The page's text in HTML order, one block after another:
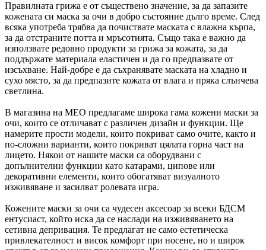
Правилната грижа е от съществено значение, за да запазите
кожената си маска за очи в добро състояние дълго време. След
всяка употреба трябва да почиствате маската с влажна кърпа,
за да отстраните потта и мръсотията. Също така е важно да
използвате редовно продукти за грижа за кожата, за да
поддържате материала еластичен и да го предпазвате от
изсъхване. Най-добре е да съхранявате маската на хладно и
сухо място, за да предпазите кожата от влага и пряка слънчева
светлина.
В магазина на MEO предлагаме широка гама кожени маски за
очи, които се отличават с различен дизайн и функции. Ще
намерите прости модели, които покриват само очите, както и
по-сложни варианти, които покриват цялата горна част на
лицето. Някои от нашите маски са оборудвани с
допълнителни функции като катарами, ципове или
декоративни елементи, които обогатяват визуалното
изживяване и засилват ролевата игра.
Кожените маски за очи са чудесен аксесоар за всеки БДСМ
ентусиаст, който иска да се наслади на изживяването на
сетивна депривация. Те предлагат не само естетическа
привлекателност и висок комфорт при носене, но и широк